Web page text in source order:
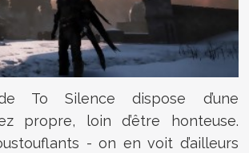
To Silence dispose d’une
propre, loin d’être honteuse.
- on en voit d’ailleurs